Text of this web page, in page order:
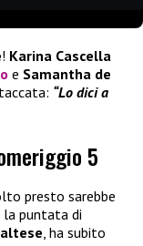
! Karina Cascella
e Samantha de
“Lo dici a
5
presto sarebbe
puntata di
, ha subito